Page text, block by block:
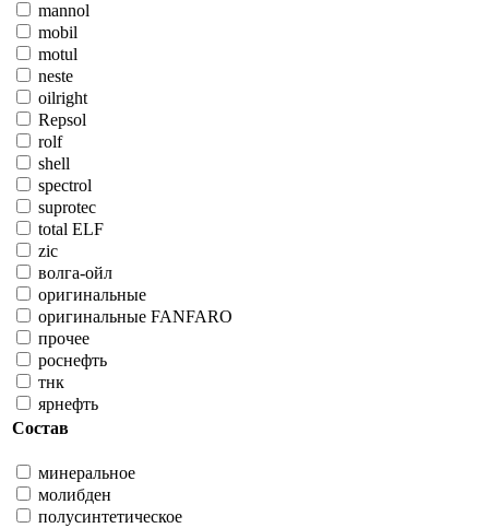
mannol
mobil
motul
neste
oilright
Repsol
rolf
shell
spectrol
suprotec
total ELF
zic
волга-ойл
оригинальные
оригинальные FANFARO
прочее
роснефть
тнк
ярнефть
Состав
минеральное
молибден
полусинтетическое